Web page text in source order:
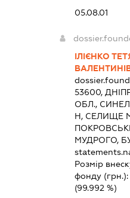
05.08.01
ІЛІЄНКО
53600,
ОБЛ.,
Н, СЕЛИЩЕ
МУДРОГО,
Розмір
фонду
(99.992 %)